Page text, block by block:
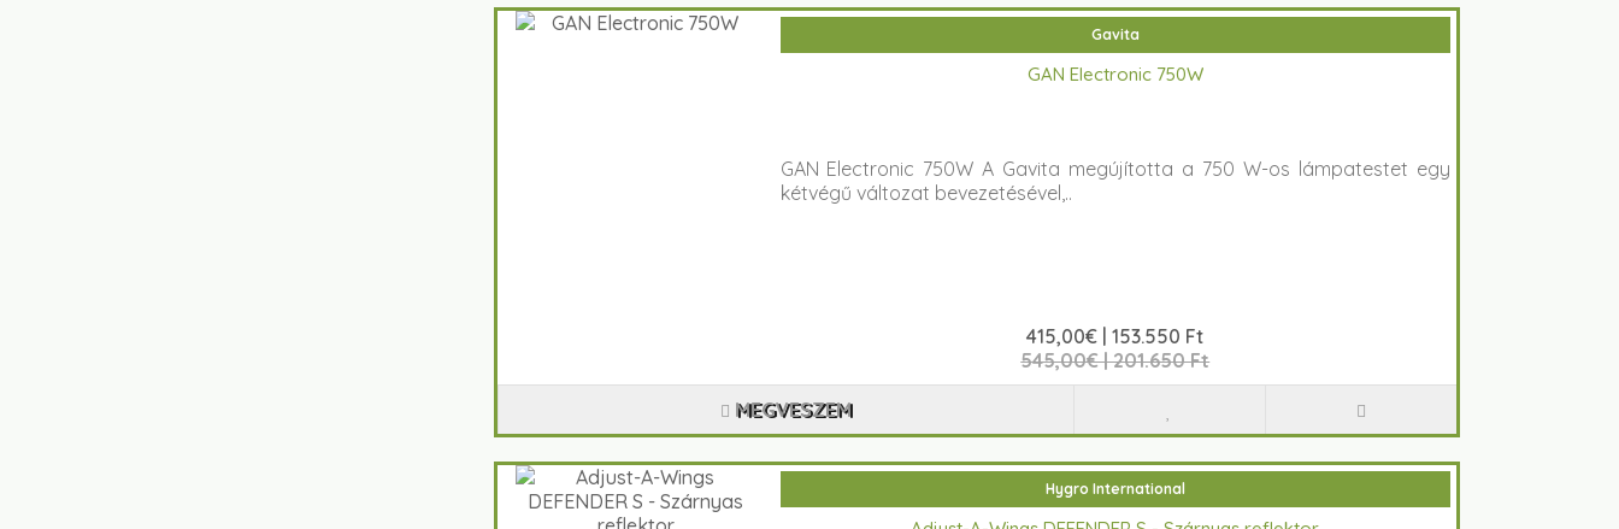
Gavita
GAN Electronic 750W
GAN Electronic 750W A Gavita megújította a 750 W-os lámpatestet egy
kétvégű változat bevezetésével,..
415,00€ | 153.550 Ft
545,00€ | 201.650 Ft
MEGVESZEM
Hygro International